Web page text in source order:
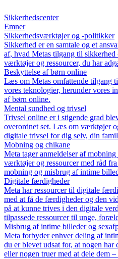
Sikkerhedscenter
Emner
Sikkerhedsværktøjer og -politikker
Sikkerhed er en samtale og et
af, hvad Metas tilgang til sikkerhed
værktøjer og ressourcer, du har
Beskyttelse af børn online
Læs om Metas omfattende tilgang
vores teknologier, herunder vores
af børn online.
Mental sundhed og trivsel
Trivsel online er i stigende grad
overordnet set. Læs om værktøjer
digitale trivsel for dig selv, din
Mobning og chikane
Meta tager anmeldelser af
værktøjer og ressourcer med råd
mobning og misbrug af intime
Digitale færdigheder
Meta har ressourcer til digitale
med at få de færdigheder og den
på at kunne trives i den digitale
tilpassede ressourcer til unge,
Misbrug af intime billeder og
Meta forbyder enhver deling af
du er blevet udsat for, at nogen
eller nogen truer med at dele dem